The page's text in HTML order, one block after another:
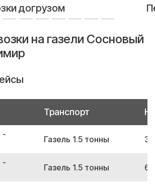
догрузом
на газели Сосновый
Транспорт
-
Газель 1.5 тонны
-
Газель 1.5 тонны